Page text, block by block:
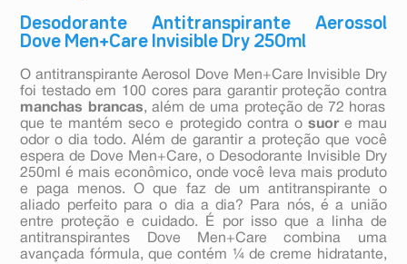
Desodorante Antitranspirante Aerossol
Dove Men+Care Invisible Dry 250ml
O antitranspirante Aerosol Dove Men+Care Invisible Dry
foi testado em 100 cores para garantir proteção contra
manchas brancas, além de uma proteção de 72 horas
que te mantém seco e protegido contra o suore mau
odor o dia todo. Além de garantir a proteção que você
espera de Dove Men+Care, o Desodorante Invisible Dry
250ml é mais econômico, onde você leva mais produto
e paga menos. O que faz de um antitranspirante o
aliado perfeito para o dia a dia? Para nós, é a união
entre proteção e cuidado. É por isso que a linha de
antitranspirantes Dove Men+Care combina uma
avançada fórmula, que contém ¼ de creme hidratante,